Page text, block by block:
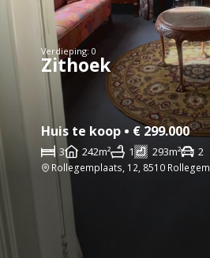
Verdieping: 0
Zithoek
Huis te koop • € 299.000
3 242m² 1 293m² 2
Rollegemplaats, 12, 8510 Rollegem